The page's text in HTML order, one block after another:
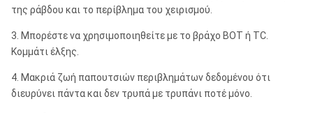
της ράβδου και το περίβλημα του χειρισμού.
3. Μπορέστε να χρησιμοποιηθείτε με το βράχο BOT ή TC.
Κομμάτι έλξης.
4. Μακριά ζωή παπουτσιών περιβλημάτων δεδομένου ότι
διευρύνει πάντα και δεν τρυπά με τρυπάνι ποτέ μόνο.